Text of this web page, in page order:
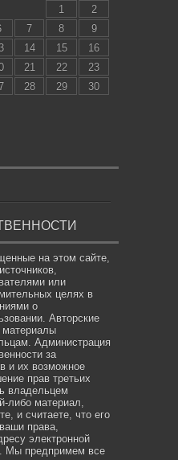
1
2
7 8
9
14 15
16
21 22
23
28 29
30
на этом сайте,
или
целях в
о
Авторские
Администрация
за
и их возможное
прав третьих
владельцем
либо материал,
и считаете, что его
права,
электронной
. Мы предпримем все